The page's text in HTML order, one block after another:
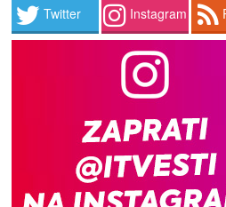
Twitter Instagram